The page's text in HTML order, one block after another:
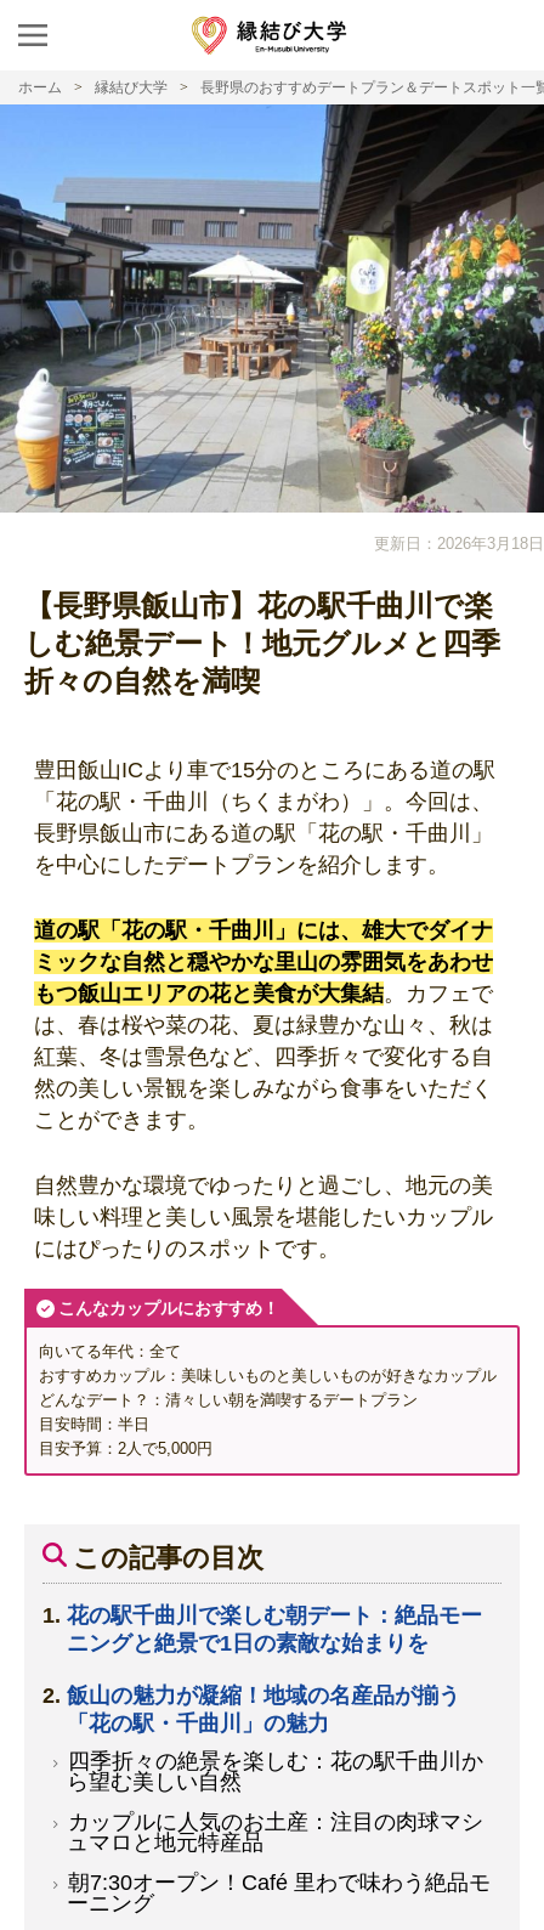
ホーム 縁結び大学 長野県のおすすめデートプラン＆デートスポット一
更新日：2026年3月18日
【長野県飯山市】花の駅千曲川で楽
しむ絶景デート！地元グルメと四季
折々の自然を満喫
豊田飯山ICより車で15分のところにある道の駅
「花の駅・千曲川（ちくまがわ）」。今回は、
長野県飯山市にある道の駅「花の駅・千曲川」
を中心にしたデートプランを紹介します。
道の駅「花の駅・千曲川」には、雄大でダイナ
ミックな自然と穏やかな里山の雰囲気をあわせ
もつ飯山エリアの花と美食が大集結。カフェで
は、春は桜や菜の花、夏は緑豊かな山々、秋は
紅葉、冬は雪景色など、四季折々で変化する自
然の美しい景観を楽しみながら食事をいただく
ことができます。
自然豊かな環境でゆったりと過ごし、地元の美
味しい料理と美しい風景を堪能したいカップル
にはぴったりのスポットです。
こんなカップルにおすすめ！
向いてる年代：全て
おすすめカップル：美味しいものと美しいものが好きなカップル
どんなデート？：清々しい朝を満喫するデートプラン
目安時間：半日
目安予算：2人で5,000円
この記事の目次
花の駅千曲川で楽しむ朝デート：絶品モー
ニングと絶景で1日の素敵な始まりを
飯山の魅力が凝縮！地域の名産品が揃う
「花の駅・千曲川」の魅力
四季折々の絶景を楽しむ：花の駅千曲川か
ら望む美しい自然
カップルに人気のお土産：注目の肉球マシ
ュマロと地元特産品
朝7:30オープン！Café 里わで味わう絶品モ
ーニング